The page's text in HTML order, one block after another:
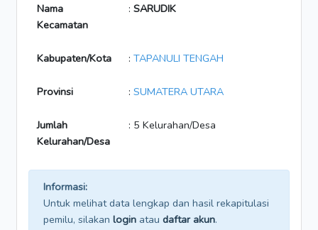
Nama
Kecamatan
: SARUDIK
Kabupaten/Kota : TAPANULI TENGAH
Provinsi : SUMATERA UTARA
Jumlah
Kelurahan/Desa
: 5 Kelurahan/Desa
Informasi:
Untuk melihat data lengkap dan hasil rekapitulasi
pemilu, silakan login atau daftar akun.